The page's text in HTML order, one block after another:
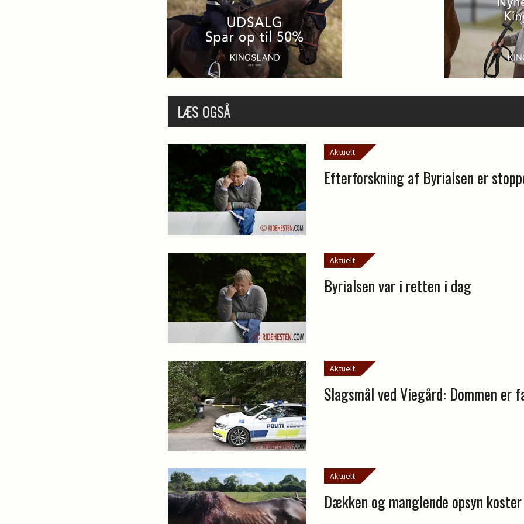
LÆS OGSÅ
Aktuelt
Efterforskning af Byrialsen er
Aktuelt
Byrialsen var i retten i dag
Aktuelt
Slagsmål ved Viegård: Dommen er
Aktuelt
Dækken og manglende opsyn